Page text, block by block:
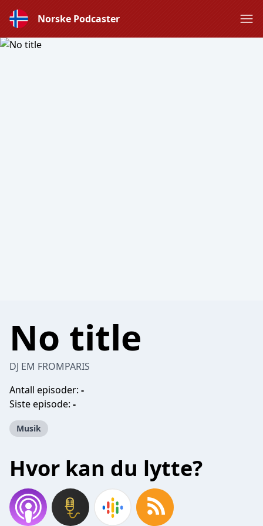
Norske Podcaster
No title
DJ EM FROMPARIS
Antall episoder: -
Siste episode: -
Musik
Hvor kan du lytte?